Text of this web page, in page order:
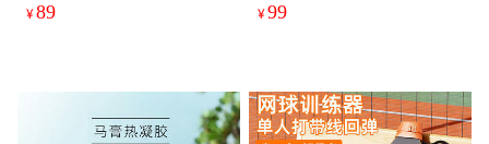
01
¥89
30包/盒
¥99